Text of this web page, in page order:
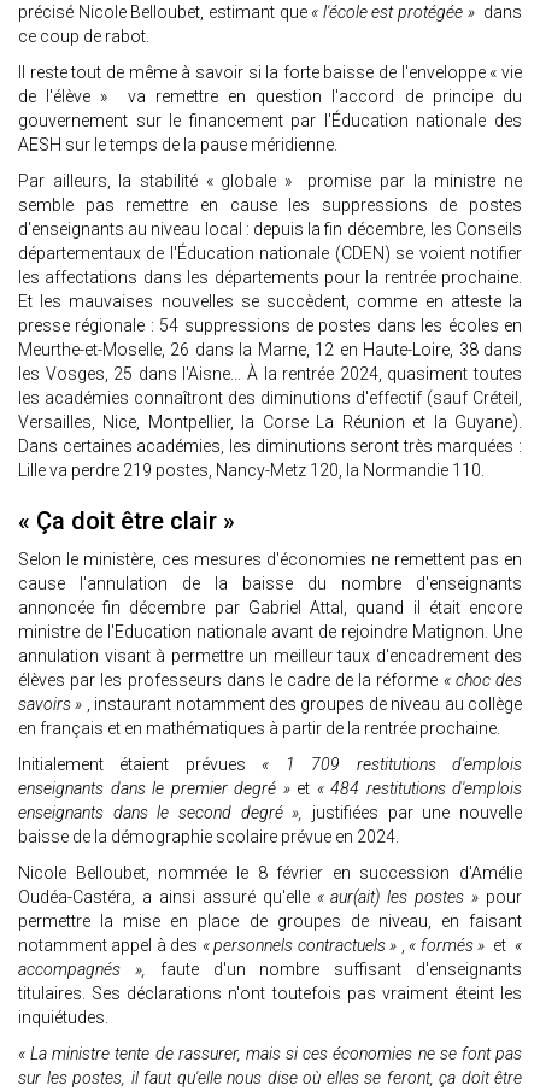
précisé Nicole Belloubet, estimant que « l'école est protégée » dans
ce coup de rabot.
Il reste tout de même à savoir si la forte baisse de l'enveloppe « vie
de l'élève » va remettre en question l'accord de principe du
gouvernement sur le financement par l'Éducation nationale des
AESH sur le temps de la pause méridienne.
Par ailleurs, la stabilité « globale » promise par la ministre ne
semble pas remettre en cause les suppressions de postes
d'enseignants au niveau local : depuis la fin décembre, les Conseils
départementaux de l'Éducation nationale (CDEN) se voient notifier
les affectations dans les départements pour la rentrée prochaine.
Et les mauvaises nouvelles se succèdent, comme en atteste la
presse régionale : 54 suppressions de postes dans les écoles en
Meurthe-et-Moselle, 26 dans la Marne, 12 en Haute-Loire, 38 dans
les Vosges, 25 dans l'Aisne... À la rentrée 2024, quasiment toutes
les académies connaîtront des diminutions d'effectif (sauf Créteil,
Versailles, Nice, Montpellier, la Corse La Réunion et la Guyane).
Dans certaines académies, les diminutions seront très marquées :
Lille va perdre 219 postes, Nancy-Metz 120, la Normandie 110.
« Ça doit être clair »
Selon le ministère, ces mesures d'économies ne remettent pas en
cause l'annulation de la baisse du nombre d'enseignants
annoncée fin décembre par Gabriel Attal, quand il était encore
ministre de l'Education nationale avant de rejoindre Matignon. Une
annulation visant à permettre un meilleur taux d'encadrement des
élèves par les professeurs dans le cadre de la réforme « choc des
savoirs » , instaurant notamment des groupes de niveau au collège
en français et en mathématiques à partir de la rentrée prochaine.
Initialement étaient prévues « 1 709 restitutions d'emplois
enseignants dans le premier degré » et « 484 restitutions d'emplois
enseignants dans le second degré », justifiées par une nouvelle
baisse de la démographie scolaire prévue en 2024.
Nicole Belloubet, nommée le 8 février en succession d'Amélie
Oudéa-Castéra, a ainsi assuré qu'elle « aur(ait) les postes » pour
permettre la mise en place de groupes de niveau, en faisant
notamment appel à des « personnels contractuels » , « formés » et «
accompagnés », faute d'un nombre suffisant d'enseignants
titulaires. Ses déclarations n'ont toutefois pas vraiment éteint les
inquiétudes.
« La ministre tente de rassurer, mais si ces économies ne se font pas
sur les postes, il faut qu'elle nous dise où elles se feront, ça doit être